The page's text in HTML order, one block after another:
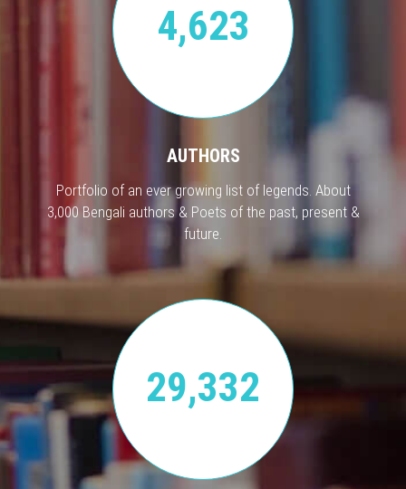
4,623
AUTHORS
Portfolio of an ever growing list of legends. About
3,000 Bengali authors & Poets of the past, present &
future.
29,332